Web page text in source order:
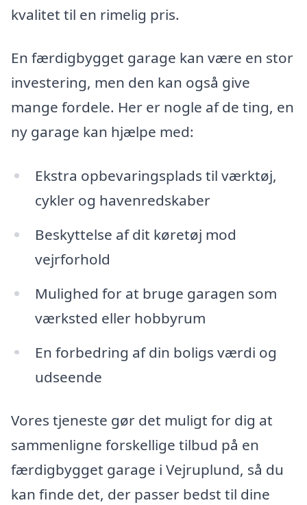
kvalitet til en rimelig pris.
En færdigbygget garage kan være en stor
investering, men den kan også give
mange fordele. Her er nogle af de ting, en
ny garage kan hjælpe med:
Ekstra opbevaringsplads til værktøj,
cykler og havenredskaber
Beskyttelse af dit køretøj mod
vejrforhold
Mulighed for at bruge garagen som
værksted eller hobbyrum
En forbedring af din boligs værdi og
udseende
Vores tjeneste gør det muligt for dig at
sammenligne forskellige tilbud på en
færdigbygget garage i Vejruplund, så du
kan finde det, der passer bedst til dine